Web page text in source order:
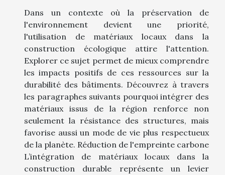
Dans un contexte où la préservation de
l'environnement devient une priorité,
l'utilisation de matériaux locaux dans la
construction écologique attire l'attention.
Explorer ce sujet permet de mieux comprendre
les impacts positifs de ces ressources sur la
durabilité des bâtiments. Découvrez à travers
les paragraphes suivants pourquoi intégrer des
matériaux issus de la région renforce non
seulement la résistance des structures, mais
favorise aussi un mode de vie plus respectueux
de la planète. Réduction de l'empreinte carbone
L’intégration de matériaux locaux dans la
construction durable représente un levier